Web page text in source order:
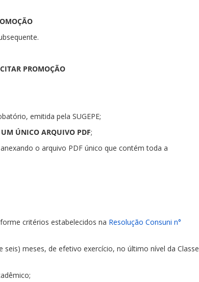
PROMOÇÃO
emitida pela SUGEPE;
ÚNICO ARQUIVO PDF;
o arquivo PDF único que contém toda a
critérios estabelecidos na Resolução Consuni n°
meses, de efetivo exercício, no último nível da Classe